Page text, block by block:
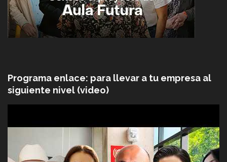
Programa enlace: para llevar a tu empresa al
siguiente nivel (video)